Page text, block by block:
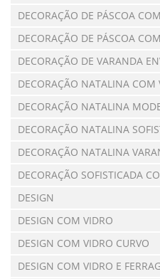
DECORAÇÃO DE PÁSCOA
DECORAÇÃO DE PÁSCOA
DECORAÇÃO DE VARANDA
DECORAÇÃO NATALINA COM
DECORAÇÃO NATALINA
DECORAÇÃO NATALINA
DECORAÇÃO NATALINA
DECORAÇÃO SOFISTICADA
DESIGN
DESIGN COM VIDRO
DESIGN COM VIDRO CURVO
DESIGN COM VIDRO E